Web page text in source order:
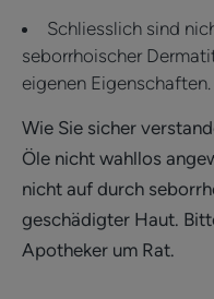
Schliesslich sind
seborrhoischer
eigenen Eigenschaften.
Wie Sie sicher
Öle nicht wahllos
nicht auf durch
geschädigter Haut.
Apotheker um Rat.